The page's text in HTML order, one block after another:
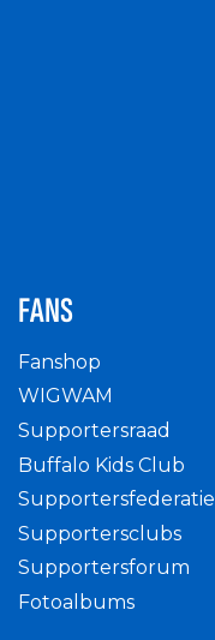
FANS
Fanshop
WIGWAM
Supportersraad
Buffalo Kids Club
Supportersfederatie
Supportersclubs
Supportersforum
Fotoalbums